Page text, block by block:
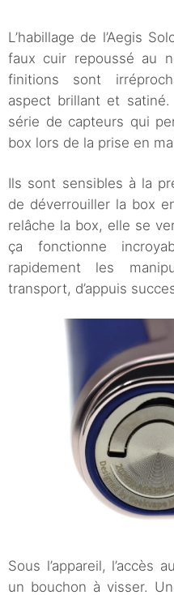
L’habillage de l’Aegis
faux cuir repoussé au
finitions sont
aspect brillant et
série de capteurs qui
box lors de la prise en
Ils sont sensibles à la
de déverrouiller la box
relâche la box, elle se
ça fonctionne
rapidement les
transport, d’appuis
Sous l’appareil, l’accès
un bouchon à visser.